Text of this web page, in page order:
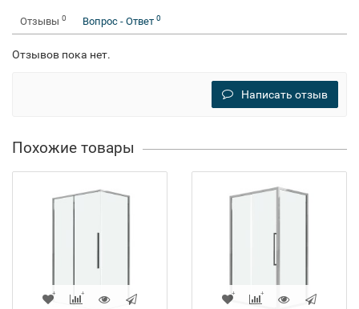
Отзывы 0 Вопрос - Ответ 0
Отзывов пока нет.
Написать отзыв
Похожие товары